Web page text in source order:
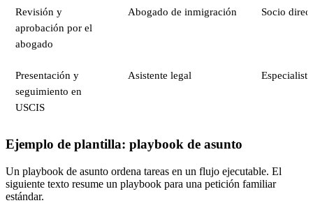
Revisión y
aprobación por el
abogado
Abogado de inmigración Socio
Presentación y
seguimiento en
USCIS
Asistente legal
Ejemplo de plantilla: playbook de asunto
Un playbook de asunto ordena tareas en un flujo ejecutable. El
siguiente texto resume un playbook para una petición familiar
estándar.